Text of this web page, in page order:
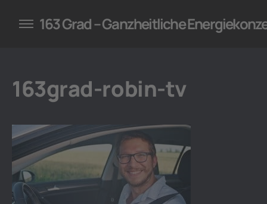
für Unternehmen
163 Grad – Ganzheitliche
163grad-robin-tv